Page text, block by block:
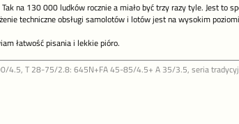
na 130 000 ludków rocznie a miało być trzy razy tyle. Jest to
techniczne obsługi samolotów i lotów jest na wysokim
łatwość pisania i lekkie pióro.
4.5, T 28-75/2.8: 645N+FA 45-85/4.5+ A 35/3.5, seria